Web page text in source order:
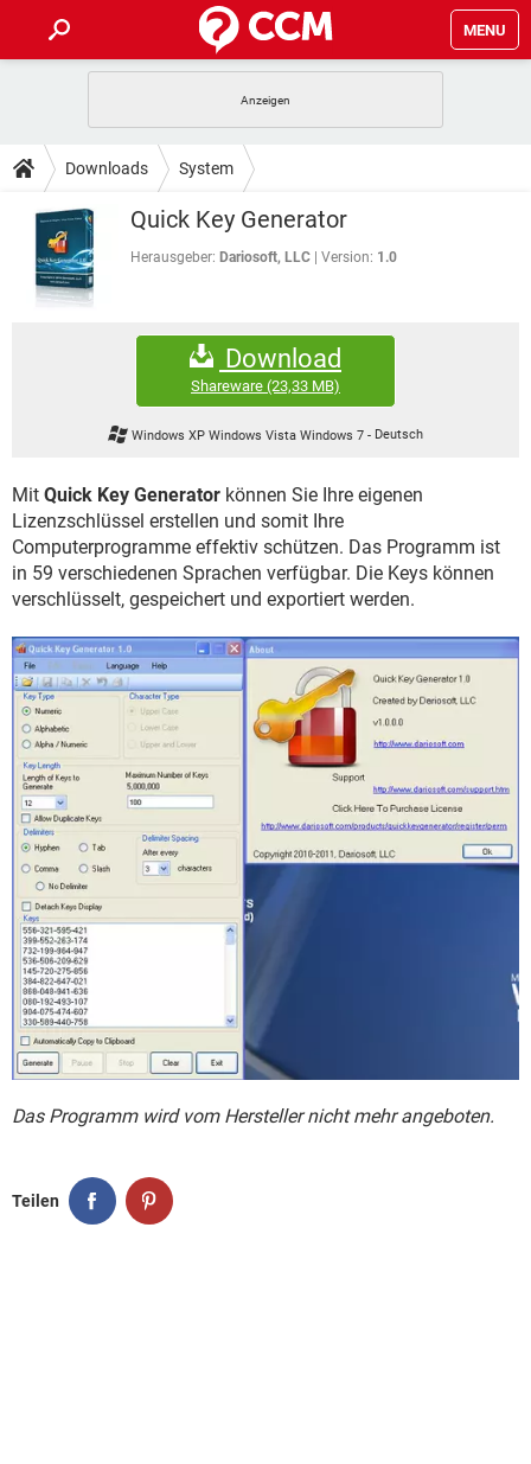
MENU
ANDROID
WINDOWS 10 INSTAGRAM
WHATSAPP TIKTOK
FACEBOOK
TIPPS & TRICKS
SPIELE
ANDROID
WINDOWS 10
HARDWARE
DOWNLOADS
SPIELE STREAMING
ANDROID
INSTAGRAM
TIKTOK
FORUM
IOS
INSTAGRAM
TIKTOK
STREAMING
WHATSAPP TIKTOK
FACEBOOK HARDWARE
Downloads System
Quick Key Generator
Herausgeber: Dariosoft, LLC Version: 1.0
Download
Shareware (23,33 MB)
Windows XP Windows Vista Windows 7- Deutsch
Mit Quick Key Generator können Sie Ihre eigenen
Lizenzschlüssel erstellen und somit Ihre
Computerprogramme effektiv schützen. Das Programm ist
in 59 verschiedenen Sprachen verfügbar. Die Keys können
verschlüsselt, gespeichert und exportiert werden.
Das Programm wird vom Hersteller nicht mehr angeboten.
Teilen